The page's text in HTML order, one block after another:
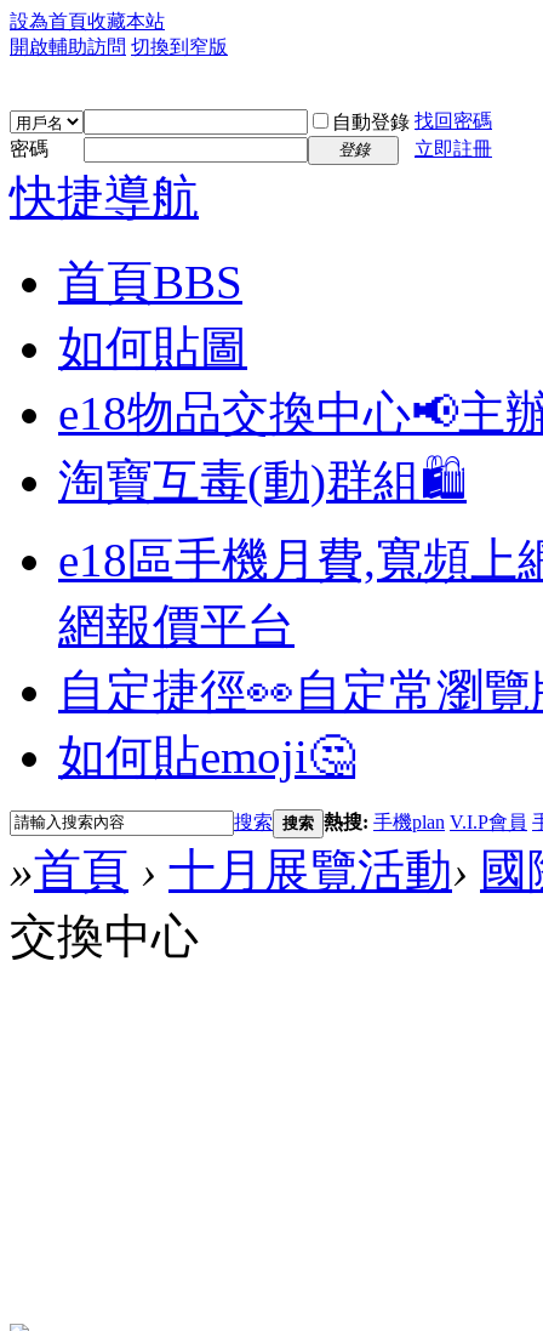
設為首頁收藏本站
開啟輔助訪問 切換到窄版
自動登錄 找回密碼
密碼
登錄 立即註冊
快捷導航
首頁BBS
如何貼圖
e18物品交換中心📢主
淘寶互毒(動)群組🛍️
e18區手機月費,寬頻上
網報價平台
自定捷徑👀自定常瀏
如何貼emoji🤔
搜索 搜索 熱搜: 手機plan V.I.P會員
»首頁 › 十月展覽活動› 國
交換中心